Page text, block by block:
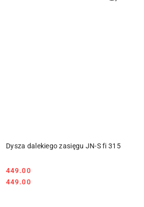
Dysza dalekiego zasięgu JN-S fi 315
Cena:
449.00
Cena:
449.00